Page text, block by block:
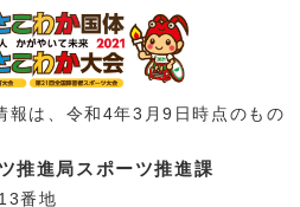
報は、令和4年3月9日時点のもの
推進局スポーツ推進課
番地